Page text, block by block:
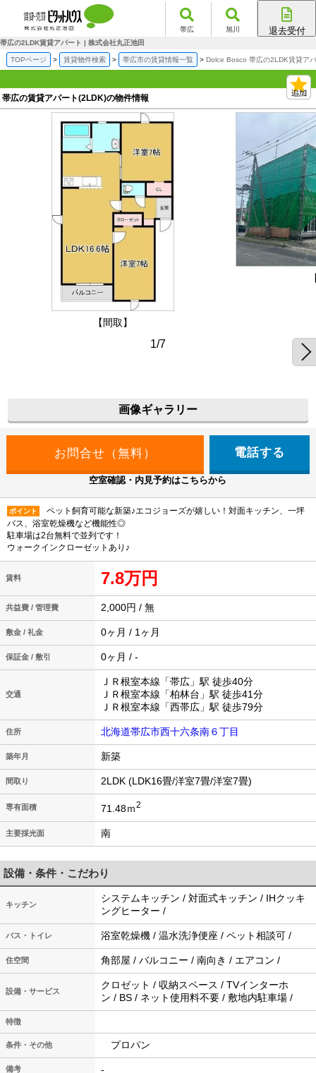
帯広 旭川 退去受付
帯広の2LDK賃貸アパート | 株式会社丸正池田
TOPページ 賃貸物件検索 帯広市の賃貸情報一覧 Dolce Bosco 帯広の2LDK賃貸ア
帯広の賃貸アパート(2LDK)の物件情報
【間取】
1/7
画像ギャラリー
電話する
空室確認・内見予約はこちらから
ポイント
ペット飼育可能な新築♪エコジョーズが嬉しい！対面キッチン、一坪
バス、浴室乾燥機など機能性◎
駐車場は2台無料で並列です！
ウォークインクローゼットあり♪
賃料 7.8万円
共益費 / 管理費 2,000円 / 無
敷金 / 礼金 0ヶ月 / 1ヶ月
保証金 / 敷引 0ヶ月 / -
交通
ＪＲ根室本線「帯広」駅 徒歩40分
ＪＲ根室本線「柏林台」駅 徒歩41分
ＪＲ根室本線「西帯広」駅 徒歩79分
住所 北海道帯広市西十六条南６丁目
築年月 新築
間取り 2LDK (LDK16畳/洋室7畳/洋室7畳)
専有面積 71.48ｍ2
主要採光面 南
設備・条件・こだわり
キッチン
システムキッチン / 対面式キッチン / IHクッキ
ングヒーター /
バス・トイレ 浴室乾燥機 / 温水洗浄便座 / ペット相談可 /
住空間 角部屋 / バルコニー / 南向き / エアコン /
設備・サービス
クロゼット / 収納スペース / TVインターホ
ン / BS / ネット使用料不要 / 敷地内駐車場 /
特徴
条件・その他 プロパン
備考 -